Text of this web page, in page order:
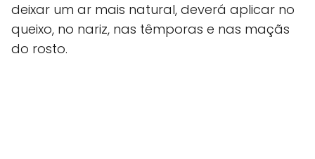
deixar um ar mais natural, deverá aplicar no
queixo, no nariz, nas têmporas e nas maçãs
do rosto.